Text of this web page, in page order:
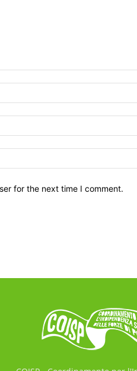
for the next time I comment.